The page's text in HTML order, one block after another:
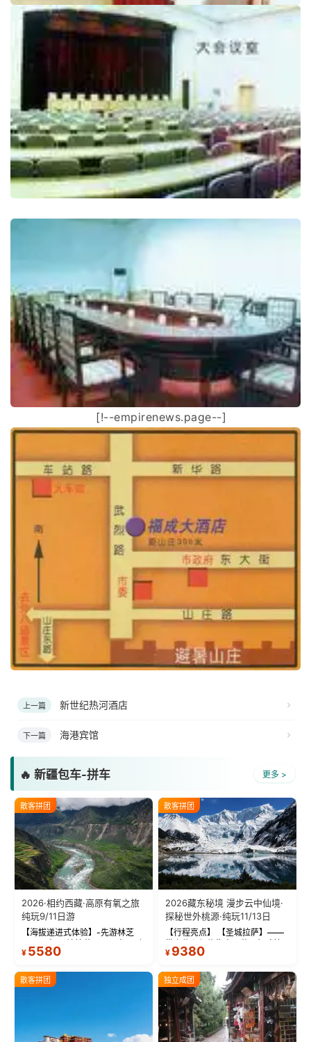
[!--empirenews.page--]
上一篇 新世纪热河酒店
下一篇 海港宾馆
🔥 新疆包车-拼车 更多 >
散客拼团
2026·相约西藏·高原有氧之旅
纯玩9/11日游
【海拔递进式体验】-先游林芝
(2900米)再访拉萨(3650米)，亲
测 99%游客零高反 。 【贴心保
反根本不是事儿 ！ 【无人机航
拍】-雪山/圣湖/...
¥ 5580
散客拼团
2026藏东秘境 漫步云中仙境·
探秘世外桃源·纯玩11/13日
【行程亮点】 【圣城拉萨】——
带上信心与信仰去西藏，行吟拉
萨，感受这座城与生俱来的与众
城堡寺院于一体的宏伟建筑，是
西藏最完整的古代...
¥ 9380
散客拼团 独立成团